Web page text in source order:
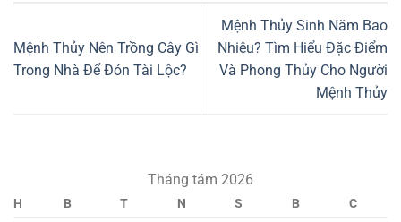
Mệnh Thủy Nên Trồng Cây Gì
Trong Nhà Để Đón Tài Lộc?
Mệnh Thủy Sinh Năm Bao
Nhiêu? Tìm Hiểu Đặc Điểm
Và Phong Thủy Cho Người
Mệnh Thủy
Tháng tám 2026
H B T N S B
C